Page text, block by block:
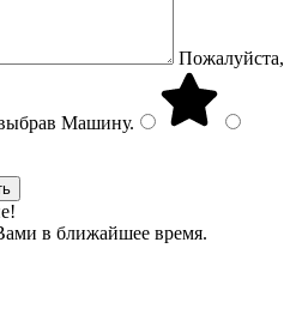
Пожалуйста,
Машину.
в ближайшее время.